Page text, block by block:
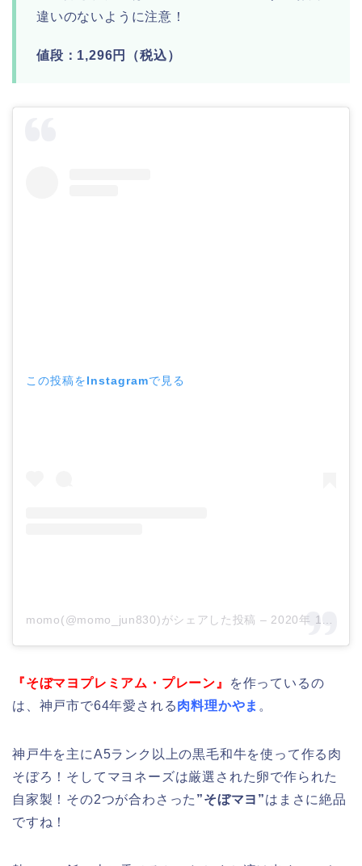
違いのないように注意！
値段：1,296円（税込）
この投稿をInstagramで見る
momo(@momo_jun830)がシェアした投稿 – 2020年 1月月16日午前7時10分PST
『そぼマヨプレミアム・プレーン』
を作っているの
は、神戸市で64年愛される肉料理かやま 。
神戸牛を主にA5ランク以上の黒毛和牛を使って作る肉
そぼろ！そしてマヨネーズは厳選された卵で作られた
自家製！その2つが合わさった ”そぼマヨ”はまさに絶品
ですね！